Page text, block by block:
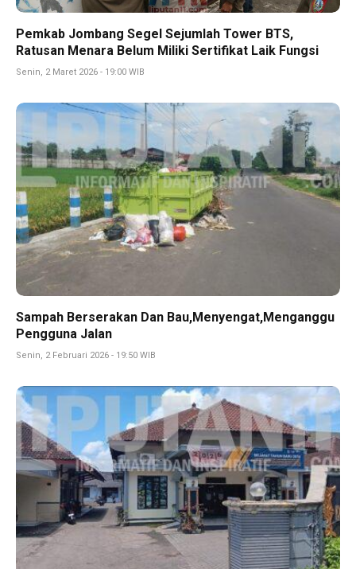
Pemkab Jombang Segel Sejumlah Tower BTS,
Ratusan Menara Belum Miliki Sertifikat Laik Fungsi
Senin, 2 Maret 2026 - 19:00 WIB
Sampah Berserakan Dan Bau,Menyengat,Menganggu
Pengguna Jalan
Senin, 2 Februari 2026 - 19:50 WIB